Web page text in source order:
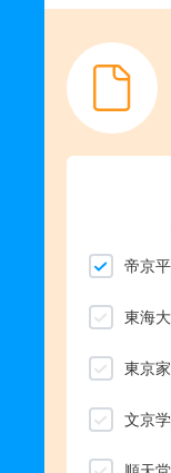
帝京
東海
東京
文京